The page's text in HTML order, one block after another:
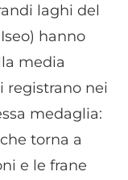
laghi del
hanno
media
registrano nei
medaglia:
torna a
e le frane